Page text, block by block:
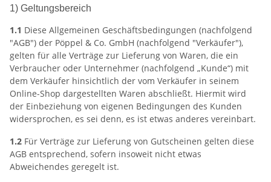
1) Geltungsbereich
1.1 Diese Allgemeinen Geschäftsbedingungen (nachfolgend
"AGB") der Pöppel & Co. GmbH (nachfolgend "Verkäufer"),
gelten für alle Verträge zur Lieferung von Waren, die ein
Verbraucher oder Unternehmer (nachfolgend „Kunde“) mit
dem Verkäufer hinsichtlich der vom Verkäufer in seinem
Online-Shop dargestellten Waren abschließt. Hiermit wird
der Einbeziehung von eigenen Bedingungen des Kunden
widersprochen, es sei denn, es ist etwas anderes vereinbart.
1.2 Für Verträge zur Lieferung von Gutscheinen gelten diese
AGB entsprechend, sofern insoweit nicht etwas
Abweichendes geregelt ist.